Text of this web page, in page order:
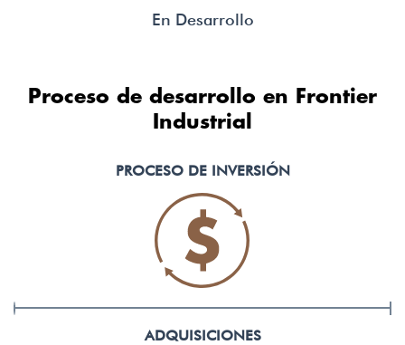
En Desarrollo
Proceso de desarrollo en Frontier
Industrial
PROCESO DE INVERSIÓN
ADQUISICIONES